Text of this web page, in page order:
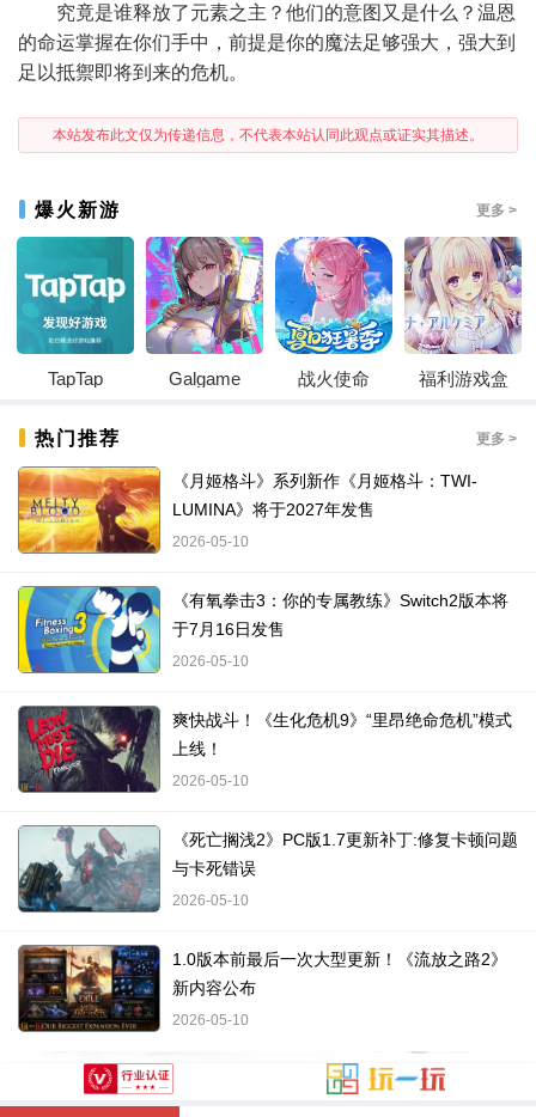
究竟是谁释放了元素之主？他们的意图又是什么？温恩
的命运掌握在你们手中，前提是你的魔法足够强大，强大到
足以抵禦即将到来的危机。
本站发布此文仅为传递信息，不代表本站认同此观点或证实其描述。
爆火新游 更多 >
TapTap Galgame 战火使命 福利游戏盒
热门推荐 更多 >
《月姬格斗》系列新作《月姬格斗：TWI-
LUMINA》将于2027年发售
2026-05-10
《有氧拳击3：你的专属教练》Switch2版本将
于7月16日发售
2026-05-10
爽快战斗！《生化危机9》“里昂绝命危机”模式
上线！
2026-05-10
《死亡搁浅2》PC版1.7更新补丁:修复卡顿问题
与卡死错误
2026-05-10
1.0版本前最后一次大型更新！《流放之路2》
新内容公布
2026-05-10